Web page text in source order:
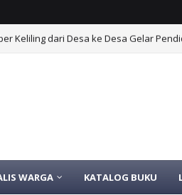
Keliling dari Desa ke Desa Gelar
Perempuan Jember Berhasil Ajak
WARGA KATALOG BUKU